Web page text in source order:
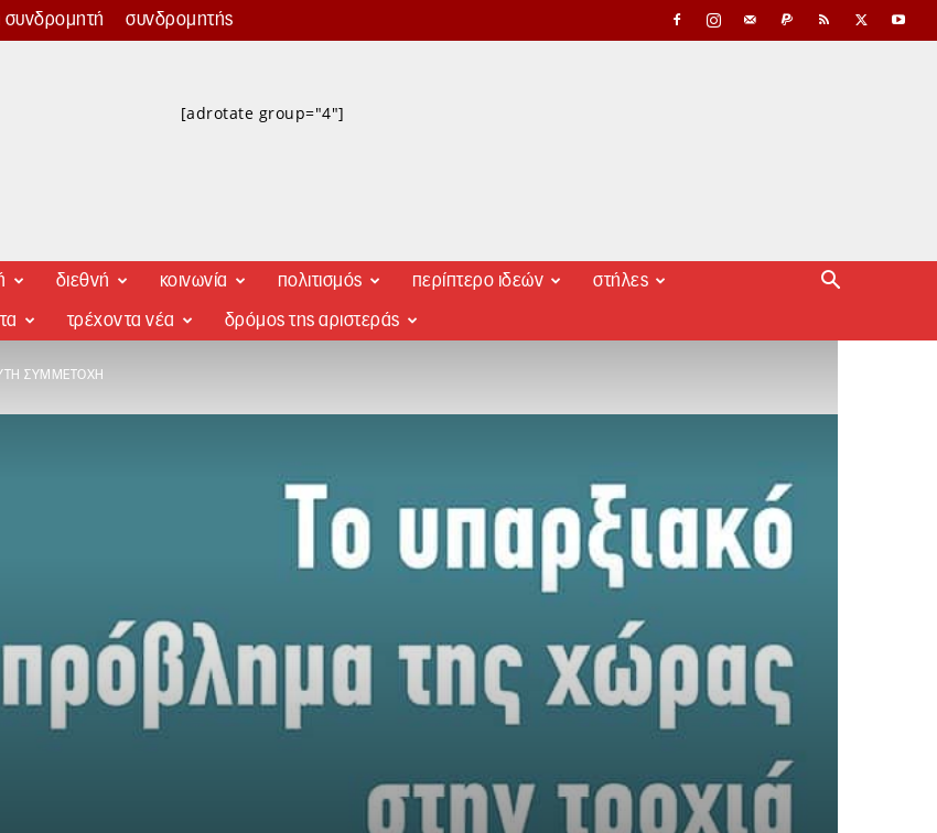
συνδρομητή συνδρομητής
[adrotate group="4"]
διεθνή κοινωνία πολιτισμός περίπτερο ιδεών στήλες
τρέχοντα νέα δρόμος της αριστεράς
ΣΥΜΜΕΤΟΧΉ